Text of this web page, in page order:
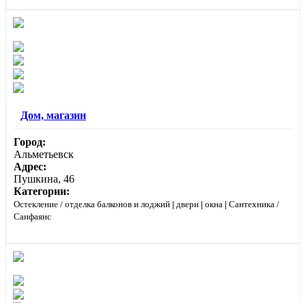
Дом, магазин
Город:
Альметьевск
Адрес:
Пушкина, 46
Категории:
Остекление / отделка балконов и лоджий | двери | окна | Сантехника /
Санфаянс